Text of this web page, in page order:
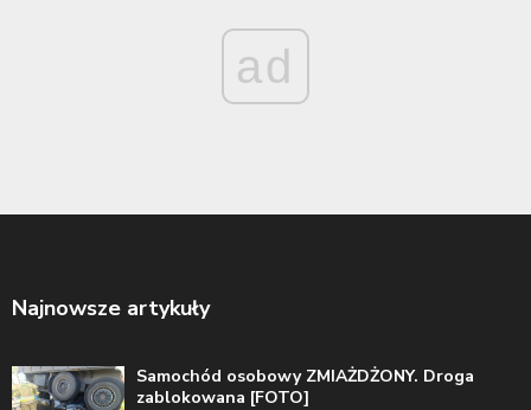
ad
Najnowsze artykuły
Samochód osobowy ZMIAŻDŻONY. Droga
zablokowana [FOTO]